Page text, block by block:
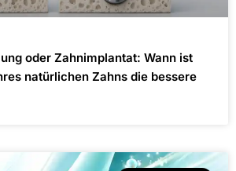
oder Zahnimplantat: Wann ist
natürlichen Zahns die bessere